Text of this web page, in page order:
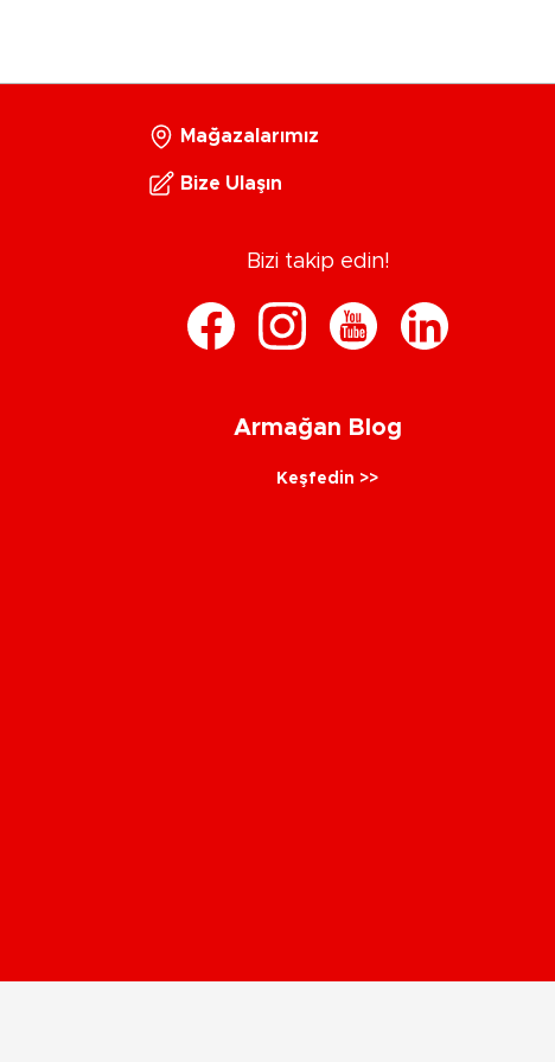
Mağazalarımız
Bize Ulaşın
Bizi takip edin!
Armağan Blog
Keşfedin >>